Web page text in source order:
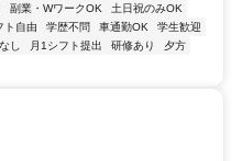
副業・WワークOK
土日祝のみOK
ト自由 学歴不問 車通勤OK
学生歓迎
し 月1シフト提出 研修あり
夕方